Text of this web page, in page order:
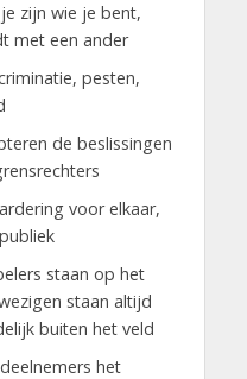
zijn wie je bent,
met een ander
pesten,
de beslissingen
voor elkaar,
staan op het
staan altijd
buiten het veld
het